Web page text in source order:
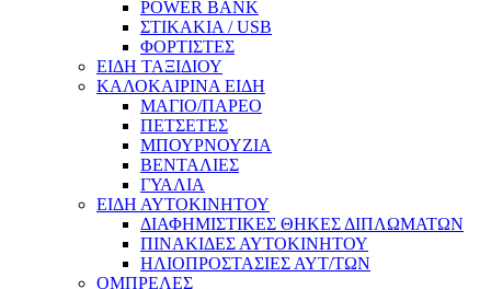
POWER BANK
ΣΤΙΚΑΚΙΑ / USB
ΦΟΡΤΙΣΤΕΣ
ΕΙΔΗ ΤΑΞΙΔΙΟΥ
ΚΑΛΟΚΑΙΡΙΝΑ ΕΙΔΗ
ΜΑΓΙΟ/ΠΑΡΕΟ
ΠΕΤΣΕΤΕΣ
ΜΠΟΥΡΝΟΥΖΙΑ
ΒΕΝΤΑΛΙΕΣ
ΓΥΑΛΙΑ
ΕΙΔΗ ΑΥΤΟΚΙΝΗΤΟΥ
ΔΙΑΦΗΜΙΣΤΙΚΕΣ ΘΗΚΕΣ ΔΙΠΛΩΜΑΤΩΝ
ΠΙΝΑΚΙΔΕΣ ΑΥΤΟΚΙΝΗΤΟΥ
ΗΛΙΟΠΡΟΣΤΑΣΙΕΣ ΑΥΤ/ΤΩΝ
ΟΜΠΡΕΛΕΣ